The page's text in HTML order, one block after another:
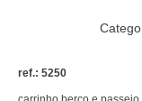
ref.: 5250